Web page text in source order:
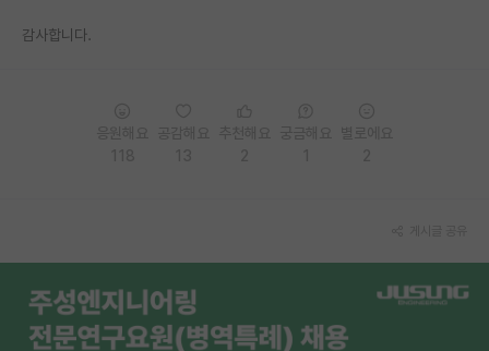
특수/전문대학원 게시판
유학교육
이벤트
감사합니다.